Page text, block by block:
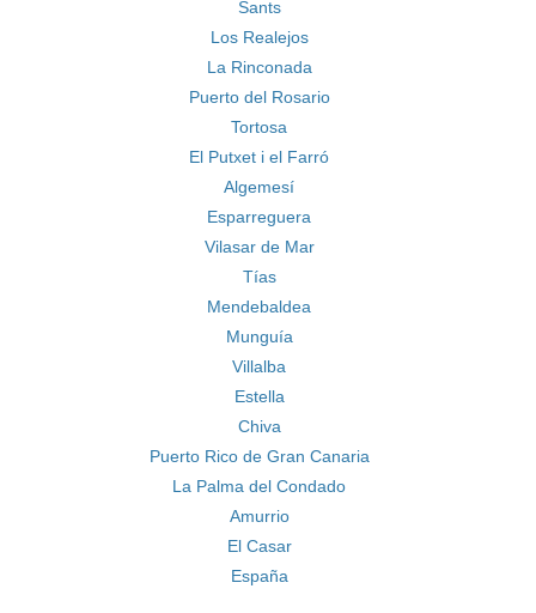
Sants
Los Realejos
La Rinconada
Puerto del Rosario
Tortosa
El Putxet i el Farró
Algemesí
Esparreguera
Vilasar de Mar
Tías
Mendebaldea
Munguía
Villalba
Estella
Chiva
Puerto Rico de Gran Canaria
La Palma del Condado
Amurrio
El Casar
España